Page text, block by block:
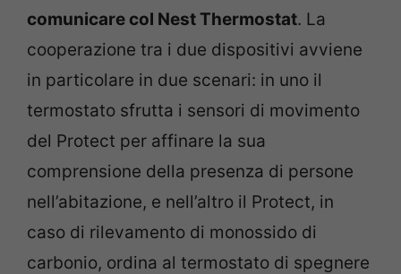
comunicare col Nest Thermostat. La
cooperazione tra i due dispositivi avviene
in particolare in due scenari: in uno il
termostato sfrutta i sensori di movimento
del Protect per affinare la sua
comprensione della presenza di persone
nell’abitazione, e nell’altro il Protect, in
caso di rilevamento di monossido di
carbonio, ordina al termostato di spegnere